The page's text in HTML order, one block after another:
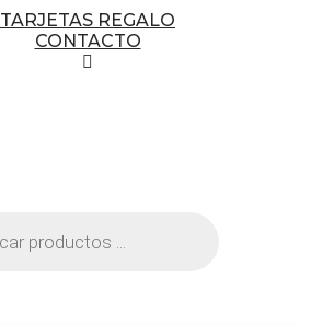
TARJETAS REGALO
CONTACTO